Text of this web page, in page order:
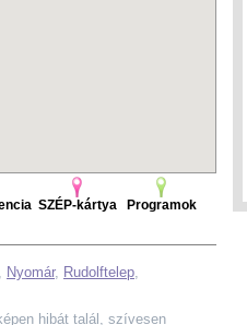
SZÉP-kártya Programok
Nyomár, Rudolftelep,
hibát talál, szívesen